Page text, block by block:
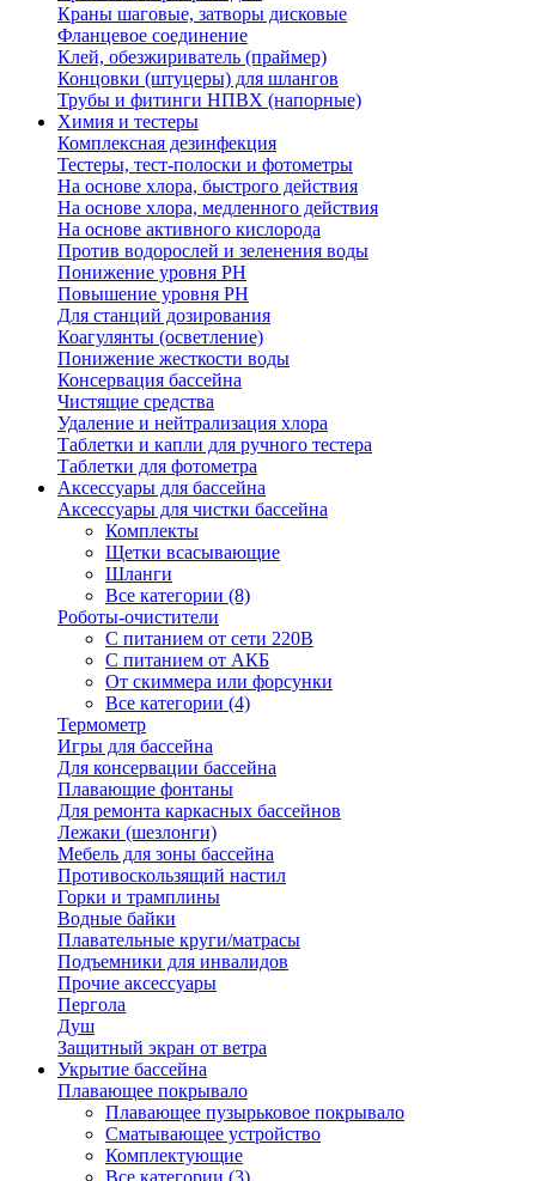
Краны шаговые, затворы дисковые
Фланцевое соединение
Клей, обезжириватель (праймер)
Концовки (штуцеры) для шлангов
Трубы и фитинги НПВХ (напорные)
Химия и тестеры
Комплексная дезинфекция
Тестеры, тест-полоски и фотометры
На основе хлора, быстрого действия
На основе хлора, медленного действия
На основе активного кислорода
Против водорослей и зеленения воды
Понижение уровня РН
Повышение уровня РН
Для станций дозирования
Коагулянты (осветление)
Понижение жесткости воды
Консервация бассейна
Чистящие средства
Удаление и нейтрализация хлора
Таблетки и капли для ручного тестера
Таблетки для фотометра
Аксессуары для бассейна
Аксессуары для чистки бассейна
Комплекты
Щетки всасывающие
Шланги
Все категории (8)
Роботы-очистители
С питанием от сети 220В
С питанием от АКБ
От скиммера или форсунки
Все категории (4)
Термометр
Игры для бассейна
Для консервации бассейна
Плавающие фонтаны
Для ремонта каркасных бассейнов
Лежаки (шезлонги)
Мебель для зоны бассейна
Противоскользящий настил
Горки и трамплины
Водные байки
Плавательные круги/матрасы
Подъемники для инвалидов
Прочие аксессуары
Пергола
Душ
Защитный экран от ветра
Укрытие бассейна
Плавающее покрывало
Плавающее пузырьковое покрывало
Сматывающее устройство
Комплектующие
Все категории (3)